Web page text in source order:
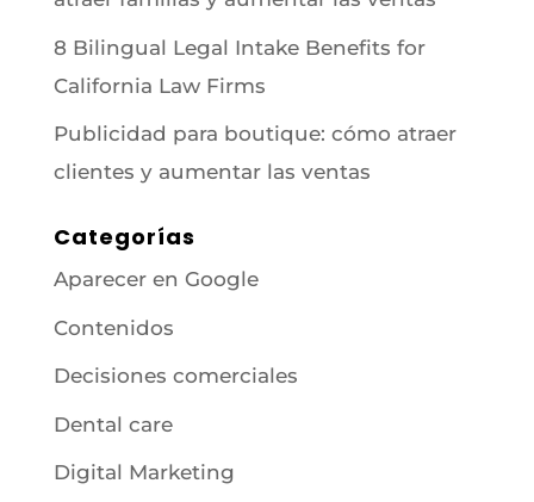
8 Bilingual Legal Intake Benefits for
California Law Firms
Publicidad para boutique: cómo atraer
clientes y aumentar las ventas
Categorías
Aparecer en Google
Contenidos
Decisiones comerciales
Dental care
Digital Marketing